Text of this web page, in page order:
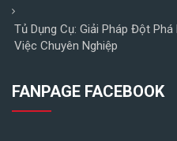
Tủ Dụng Cụ: Giải Pháp Đột
Việc Chuyên Nghiệp
FANPAGE FACEBOOK